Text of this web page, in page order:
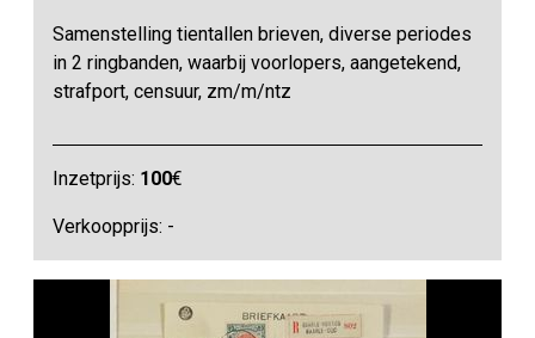
Samenstelling tientallen brieven, diverse periodes
in 2 ringbanden, waarbij voorlopers, aangetekend,
strafport, censuur, zm/m/ntz
Inzetprijs: 100€
Verkoopprijs: -